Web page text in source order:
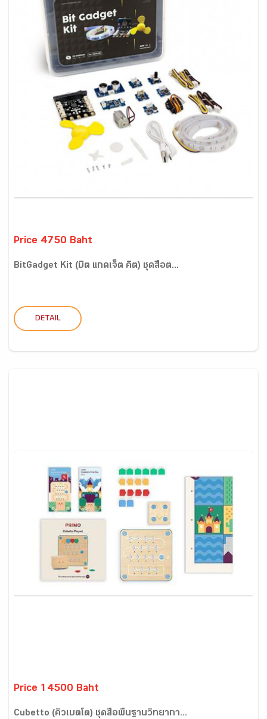
Price 4750 Baht
BitGadget Kit (บิต แกดเจ็ต คิต) ชุดสื่อต...
DETAIL
Price 14500 Baht
Cubetto (คิวเบตโต) ชุดสื่อพื้นฐานวิทยากา...